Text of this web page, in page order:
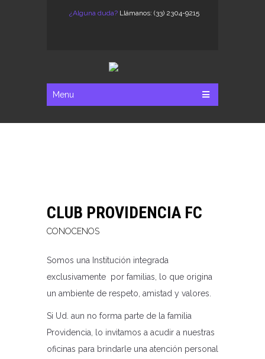
¿Alguna duda? Llámanos: (33) 2304-9215
Menu
CLUB PROVIDENCIA FC
CONOCENOS
Somos una Institución integrada
exclusivamente por familias, lo que origina
un ambiente de respeto, amistad y valores.
Si Ud. aun no forma parte de la familia
Providencia, lo invitamos a acudir a nuestras
oficinas para brindarle una atención personal